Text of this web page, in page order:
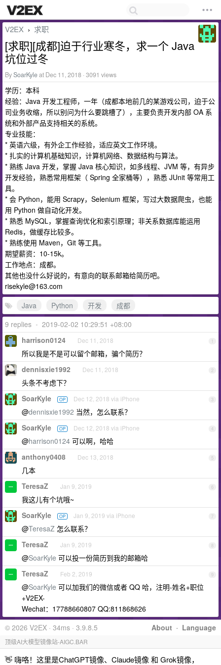
V2EX › 求职
[求职][成都]迫于行业寒冬，求一个 Java
坑位过冬
BySoarKyleat Dec 11, 2018 · 3091 views
学历：本科
经验：Java 开发工程师，一年（成都本地前几的某游戏公司，迫于公
司业务收缩，所以别问为什么要跳槽了），主要负责开发内部 OA 系
统和外部产品支持相关的系统。
专业技能：
* 英语六级，有外企工作经验，适应英文工作环境。
* 扎实的计算机基础知识，计算机网络、数据结构与算法。
* 熟练 Java 开发，掌握 Java 核心知识，如多线程、JVM 等，有异步
开发经验，熟悉常用框架（ Spring 全家桶等），熟悉 JUnit 等常用工
具。
* 会 Python，能用 Scrapy，Selenium 框架，写过大数据爬虫，也能
用 Python 做自动化开发。
* 熟悉 MySQL，掌握查询优化和索引原理；非关系数据库能运用
Redis，做缓存比较多。
* 熟练使用 Maven，Git 等工具。
期望薪资：10-15k。
工作地点：成都。
其他也没什么好说的，有意向的联系邮箱给简历吧。
risekyle@163.com
Java
Python 开发
成都
9 replies • 2019-02-02 10:29:51 +08:00
1
harrison0124 Dec 11, 2018
所以我是不是可以留个邮箱，骗个简历？
2
dennisxie1992 Dec 11, 2018
头条不考虑下？
3
SoarKyle OP Dec 12, 2018 via iPhone
@dennisxie1992 当然，怎么联系？
4
SoarKyle OP Dec 12, 2018 via iPhone
@harrison0124 可以啊，哈哈
5
anthony0408 Dec 13, 2018
几本
6
TeresaZ Jan 9, 2019
我这儿有个坑哦~
7
SoarKyle OP Jan 9, 2019 via iPhone
@TeresaZ 怎么联系？
8
TeresaZ Jan 9, 2019
@SoarKyle 可以投一份简历到我的邮箱哈
9
TeresaZ Feb 2, 2019
@SoarKyle 可以加我们的微信或者 QQ 哈，注明-姓名+职位
+V2EX-
Wechat：17788660807 QQ:811868626
About · Language
© 2026 V2EX · 34ms · 3.9.8.5
顶级AI大模型镜像站-AIGC.BAR
👋 嗨咯！这里是ChatGPT镜像、Claude镜像 和 Grok镜像，